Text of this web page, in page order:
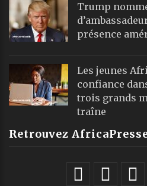
Trump
présence
Les jeunes
confiance
trois grands
traîne
Retrouvez